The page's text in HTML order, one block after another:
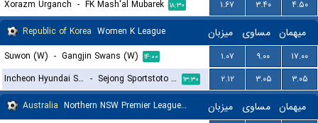
Xorazm Urganch - FK Mash'al Mubarek ۱۸:۳۰ ۱.۶۷ ۳.۴۰
۴.۵۰
Republic of Korea Women K League میزبان مساوی میهمان
Suwon (W) - Gangjin Swans (W) ۱۴:۰۰ ۱.۰۷ ۹.۰۰
۱۷.۰۰
Incheon Hyundai Steel Red Angels (W) - Sejong Sportstoto (W) ۱۳:۳۰ ۲.۱۲ ۳.۰۵
۳.۰۵
Australia Northern NSW Premier League Women میزبان مساوی میهمان